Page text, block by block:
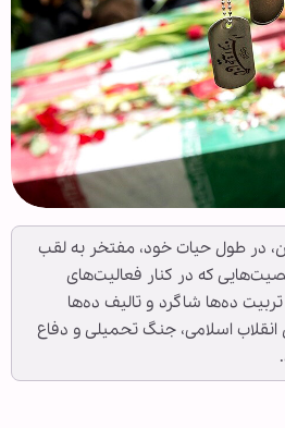
در طول حیات خود، مفتخر به لقب
که در کنار فعالیت‌های
ده‌ها شاگرد و تالیف ده‌ها
انقلاب اسلامی، جنگ تحمیلی و دفاع